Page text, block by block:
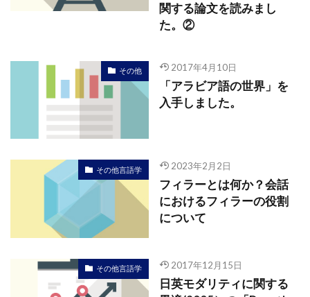
関する論文を読みまし
た。②
その他 2017年4月10日
「アラビア語の世界」を
入手しました。
その他言語学 2023年2月2日
フィラーとは何か？会話
におけるフィラーの役割
について
その他言語学 2017年12月15日
日英モダリティに関する